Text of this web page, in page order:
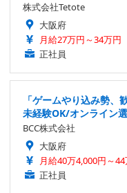
株式会社Tetote
大阪府
月給27万円～34万円
正社員
「ゲームやり込み勢
未経験OK/オンライン
BCC株式会社
大阪府
月給40万4,000円～
正社員